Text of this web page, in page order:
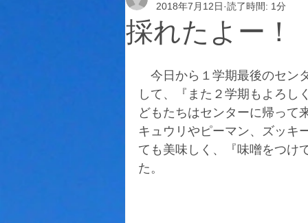
採れたよー！
2018年7月12日 読了時間: 1分
今日から１学期最後のセン
して、『また２学期もよろし
どもたちはセンターに帰って
キュウリやピーマン、ズッキ
ても美味しく、『味噌をつけ
た。